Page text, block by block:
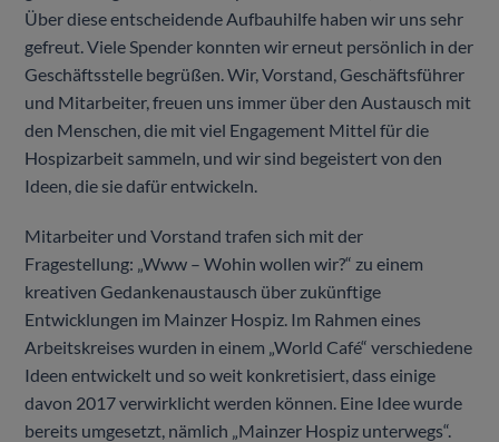
Über diese entscheidende Aufbauhilfe haben wir uns sehr
gefreut. Viele Spender konnten wir erneut persönlich in der
Geschäftsstelle begrüßen. Wir, Vorstand, Geschäftsführer
und Mitarbeiter, freuen uns immer über den Austausch mit
den Menschen, die mit viel Engagement Mittel für die
Hospizarbeit sammeln, und wir sind begeistert von den
Ideen, die sie dafür entwickeln.
Mitarbeiter und Vorstand trafen sich mit der
Fragestellung: „Www – Wohin wollen wir?“ zu einem
kreativen Gedankenaustausch über zukünftige
Entwicklungen im Mainzer Hospiz. Im Rahmen eines
Arbeitskreises wurden in einem „World Café“ verschiedene
Ideen entwickelt und so weit konkretisiert, dass einige
davon 2017 verwirklicht werden können. Eine Idee wurde
bereits umgesetzt, nämlich „Mainzer Hospiz unterwegs“.